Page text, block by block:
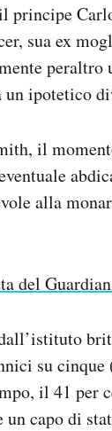
sua ex
un ipotetico
il
alla
del
su
il 41 per
un capo di